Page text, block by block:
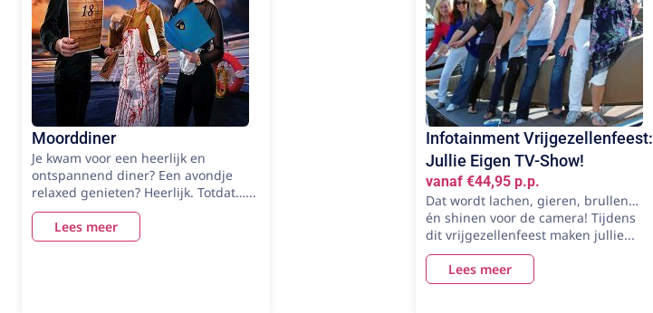
Moorddiner
Je kwam voor een heerlijk en
ontspannend diner? Een avondje
relaxed genieten? Heerlijk. Totdat…...
Lees meer
Infotainment Vrijgezellenfeest:
Jullie Eigen TV-Show!
vanaf €44,95 p.p.
Dat wordt lachen, gieren, brullen…
én shinen voor de camera! Tijdens
dit vrijgezellenfeest maken jullie...
Lees meer